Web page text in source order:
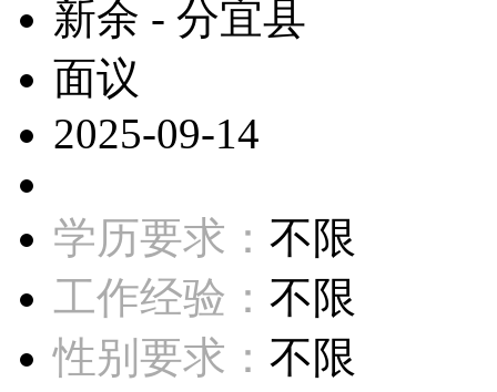
新余 - 分宜县
面议
2025-09-14
学历要求： 不限
工作经验： 不限
性别要求： 不限